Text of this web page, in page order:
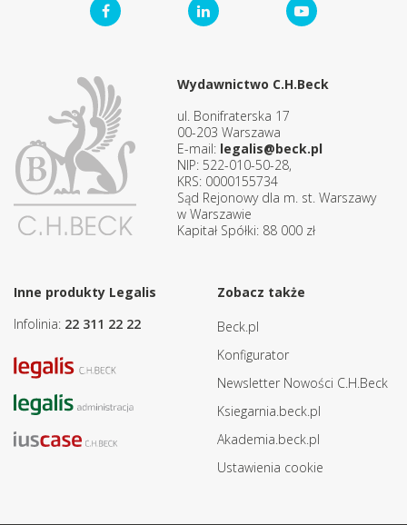
Wydawnictwo C.H.Beck
ul. Bonifraterska 17
00-203 Warszawa
E-mail: legalis@beck.pl
NIP: 522-010-50-28,
KRS: 0000155734
Sąd Rejonowy dla m. st. Warszawy
w Warszawie
Kapitał Spółki: 88 000 zł
Inne produkty Legalis
Infolinia: 22 311 22 22
Zobacz także
Beck.pl
Konfigurator
Newsletter Nowości C.H.Beck
Ksiegarnia.beck.pl
Akademia.beck.pl
Ustawienia cookie